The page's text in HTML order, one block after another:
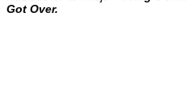
Got Over.